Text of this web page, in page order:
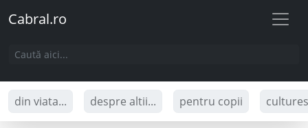
Cabral.ro
din viata... despre altii... pentru copii